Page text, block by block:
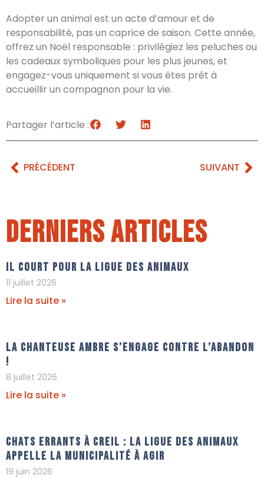
Adopter un animal est un acte d’amour et de
responsabilité, pas un caprice de saison. Cette année,
offrez un Noël responsable : privilégiez les peluches ou
les cadeaux symboliques pour les plus jeunes, et
engagez-vous uniquement si vous êtes prêt à
accueillir un compagnon pour la vie.
Partager l’article :
PRÉCÉDENT SUIVANT
Derniers articles
Il court pour La Ligue Des Animaux
11 juillet 2026
Lire la suite »
La chanteuse Ambre s’engage contre l’abandon
!
8 juillet 2026
Lire la suite »
Chats errants à Creil : La Ligue Des Animaux
appelle la municipalité à agir
19 juin 2026